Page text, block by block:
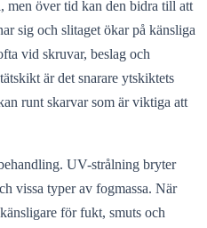
men över tid kan den bidra till att
sig och slitaget ökar på känsliga
vid skruvar, beslag och
är det snarare ytskiktets
runt skarvar som är viktiga att
UV-strålning bryter
vissa typer av fogmassa. När
för fukt, smuts och